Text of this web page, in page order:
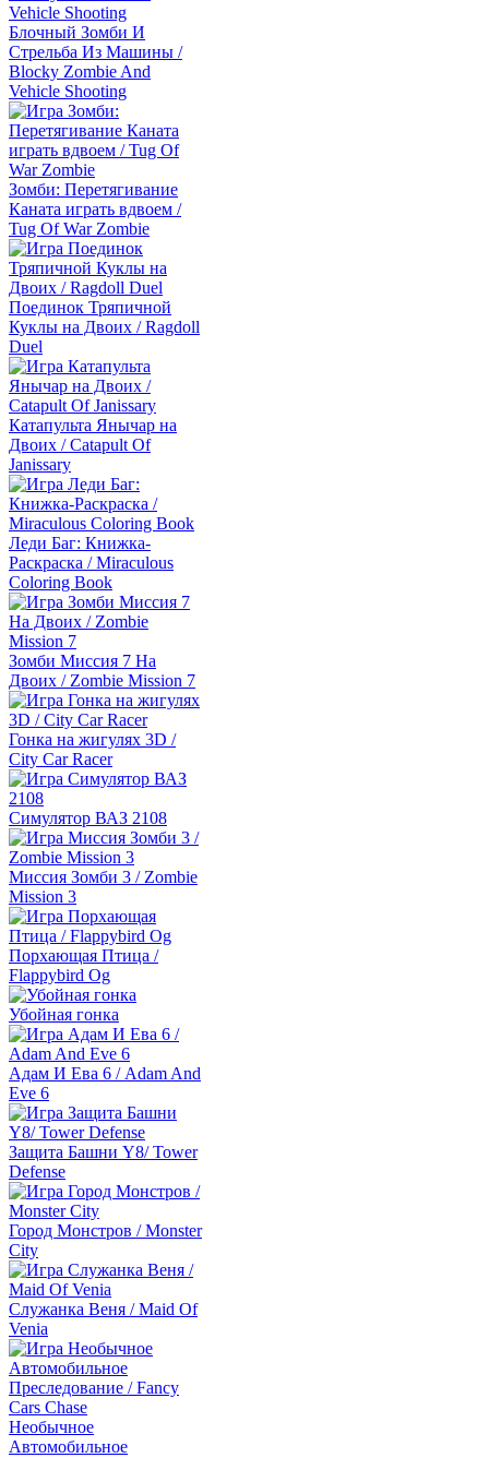
Блочный Зомби И
Стрельба Из Машины /
Blocky Zombie And
Vehicle Shooting
Зомби: Перетягивание
Каната играть вдвоем /
Tug Of War Zombie
Поединок Тряпичной
Куклы на Двоих / Ragdoll
Duel
Катапульта Янычар на
Двоих / Catapult Of
Janissary
Леди Баг: Книжка-
Раскраска / Miraculous
Coloring Book
Зомби Миссия 7 На
Двоих / Zombie Mission 7
Гонка на жигулях 3D /
City Car Racer
Симулятор ВАЗ 2108
Миссия Зомби 3 / Zombie
Mission 3
Порхающая Птица /
Flappybird Og
Убойная гонка
Адам И Ева 6 / Adam And
Eve 6
Защита Башни Y8/ Tower
Defense
Город Монстров / Monster
City
Служанка Веня / Maid Of
Venia
Необычное
Автомобильное